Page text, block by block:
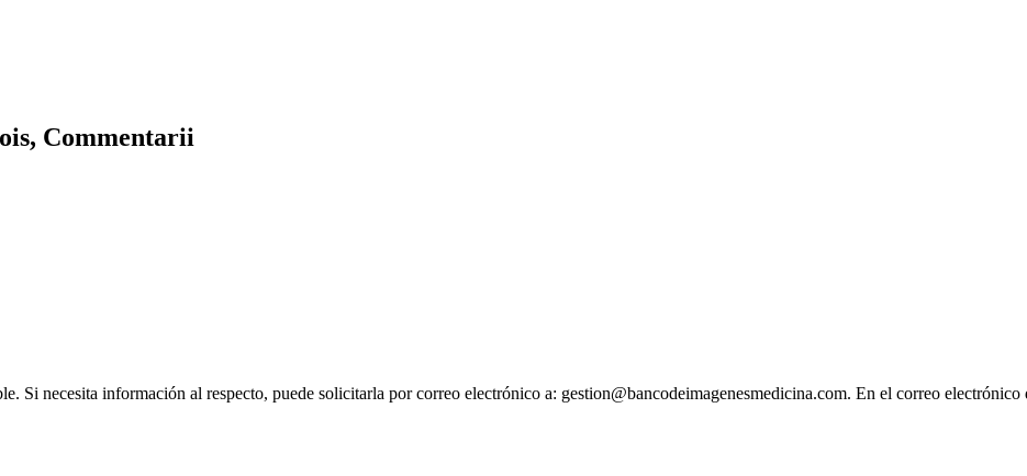
Commentarii
Si necesita información al respecto, puede solicitarla por correo electrónico a: gestion@bancodeimagenesmedicina.com. En el correo electrónico